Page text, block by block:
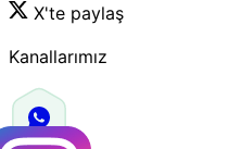
X'te paylaş
Kanallarımız